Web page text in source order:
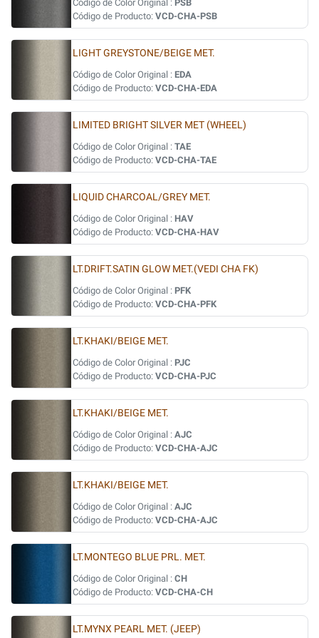
Código de Color Original : PSB
Código de Producto: VCD-CHA-PSB
LIGHT GREYSTONE/BEIGE MET.
Código de Color Original : EDA
Código de Producto: VCD-CHA-EDA
LIMITED BRIGHT SILVER MET (WHEEL)
Código de Color Original : TAE
Código de Producto: VCD-CHA-TAE
LIQUID CHARCOAL/GREY MET.
Código de Color Original : HAV
Código de Producto: VCD-CHA-HAV
LT.DRIFT.SATIN GLOW MET.(VEDI CHA FK)
Código de Color Original : PFK
Código de Producto: VCD-CHA-PFK
LT.KHAKI/BEIGE MET.
Código de Color Original : PJC
Código de Producto: VCD-CHA-PJC
LT.KHAKI/BEIGE MET.
Código de Color Original : AJC
Código de Producto: VCD-CHA-AJC
LT.KHAKI/BEIGE MET.
Código de Color Original : AJC
Código de Producto: VCD-CHA-AJC
LT.MONTEGO BLUE PRL. MET.
Código de Color Original : CH
Código de Producto: VCD-CHA-CH
LT.MYNX PEARL MET. (JEEP)